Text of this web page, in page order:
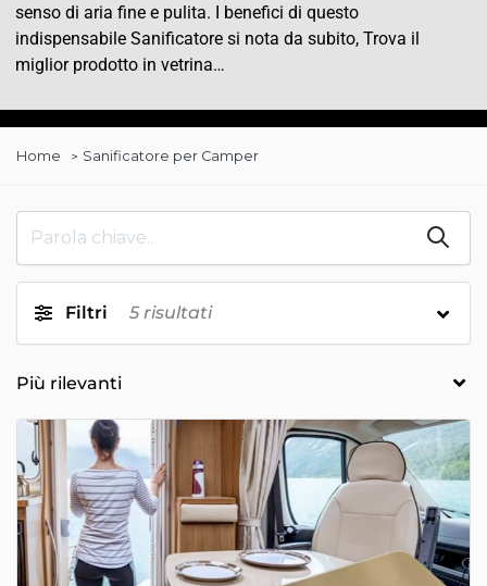
senso di aria fine e pulita. I benefici di questo
indispensabile Sanificatore si nota da subito, Trova il
miglior prodotto in vetrina…
Home Sanificatore per Camper
Filtri 5risultati